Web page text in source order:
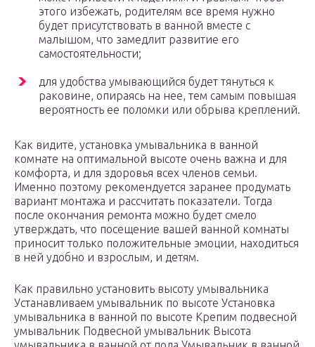
этого избежать, родителям все время нужно
будет присутствовать в ванной вместе с
малышом, что замедлит развитие его
самостоятельности;
для удобства умывающийся будет тянуться к
раковине, опираясь на нее, тем самым повышая
вероятность ее поломки или обрыва креплений.
Как видите, установка умывальника в ванной
комнате на оптимальной высоте очень важна и для
комфорта, и для здоровья всех членов семьи.
Именно поэтому рекомендуется заранее продумать
вариант монтажа и рассчитать показатели. Тогда
после окончания ремонта можно будет смело
утверждать, что посещение вашей ванной комнаты
приносит только положительные эмоции, находиться
в ней удобно и взрослым, и детям.
Как правильно установить высоту умывальника
Устанавливаем умывальник по высоте Установка
умывальника в ванной по высоте Крепим подвесной
умывальник Подвесной умывальник Высота